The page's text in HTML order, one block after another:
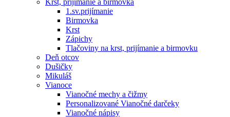
Krst, prijímanie a birmovka
1.sv.prijímanie
Birmovka
Krst
Zápichy
Tlačoviny na krst, prijímanie a birmovku
Deň otcov
Dušičky
Mikuláš
Vianoce
Vianočné mechy a čižmy
Personalizované Vianočné darčeky
Vianočné nápisy